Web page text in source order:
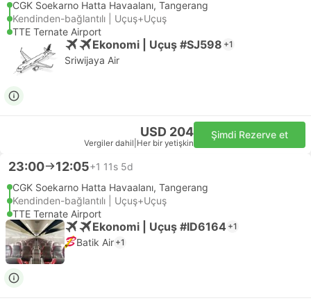
CGK Soekarno Hatta Havaalanı, Tangerang
Kendinden-bağlantılı | Uçuş+Uçuş
TTE Ternate Airport
Ekonomi | Uçuş #SJ598 +1
Sriwijaya Air
USD 204
Vergiler dahil Her bir yetişkin
Şimdi Rezerve et
23:00 12:05+1 11s 5d
CGK Soekarno Hatta Havaalanı, Tangerang
Kendinden-bağlantılı | Uçuş+Uçuş
TTE Ternate Airport
Ekonomi | Uçuş #ID6164 +1
Batik Air +1